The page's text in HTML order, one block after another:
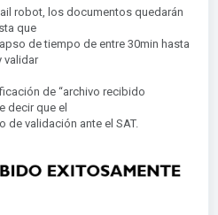
robot, los documentos quedarán
que
de tiempo de entre 30min hasta
validar
de “archivo recibido
decir que el
validación ante el SAT.